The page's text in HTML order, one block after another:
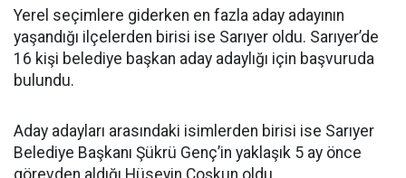
Yerel seçimlere giderken en fazla aday adayının
yaşandığı ilçelerden birisi ise Sarıyer oldu. Sarıyer’de
16 kişi belediye başkan aday adaylığı için başvuruda
bulundu.
Aday adayları arasındaki isimlerden birisi ise Sarıyer
Belediye Başkanı Şükrü Genç’in yaklaşık 5 ay önce
görevden aldığı Hüseyin Coşkun oldu.